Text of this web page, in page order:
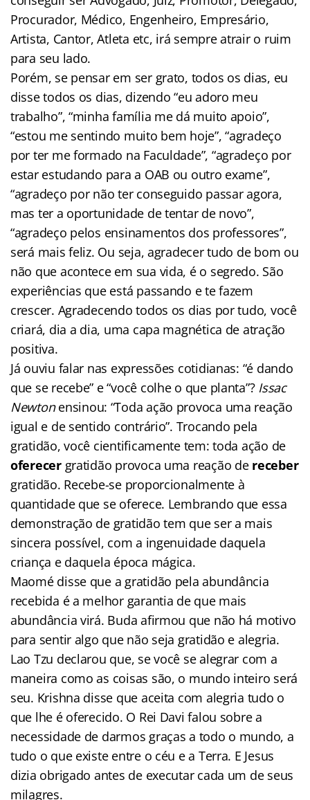
Procurador, Médico, Engenheiro, Empresário,
Artista, Cantor, Atleta etc, irá sempre atrair o ruim
para seu lado.
Porém, se pensar em ser grato, todos os dias, eu
disse todos os dias, dizendo “eu adoro meu
trabalho”, “minha família me dá muito apoio”,
“estou me sentindo muito bem hoje”, “agradeço
por ter me formado na Faculdade”, “agradeço por
estar estudando para a OAB ou outro exame”,
“agradeço por não ter conseguido passar agora,
mas ter a oportunidade de tentar de novo”,
“agradeço pelos ensinamentos dos professores”,
será mais feliz. Ou seja, agradecer tudo de bom ou
não que acontece em sua vida, é o segredo. São
experiências que está passando e te fazem
crescer. Agradecendo todos os dias por tudo, você
criará, dia a dia, uma capa magnética de atração
positiva.
Já ouviu falar nas expressões cotidianas: “é dando
que se recebe” e “você colhe o que planta”? Issac
Newtonensinou: “Toda ação provoca uma reação
igual e de sentido contrário”. Trocando pela
gratidão, você cientificamente tem: toda ação de
oferecergratidão provoca uma reação de receber
gratidão. Recebe-se proporcionalmente à
quantidade que se oferece. Lembrando que essa
demonstração de gratidão tem que ser a mais
sincera possível, com a ingenuidade daquela
criança e daquela época mágica.
Maomé disse que a gratidão pela abundância
recebida é a melhor garantia de que mais
abundância virá. Buda afirmou que não há motivo
para sentir algo que não seja gratidão e alegria.
Lao Tzu declarou que, se você se alegrar com a
maneira como as coisas são, o mundo inteiro será
seu. Krishna disse que aceita com alegria tudo o
que lhe é oferecido. O Rei Davi falou sobre a
necessidade de darmos graças a todo o mundo, a
tudo o que existe entre o céu e a Terra. E Jesus
dizia obrigado antes de executar cada um de seus
milagres.